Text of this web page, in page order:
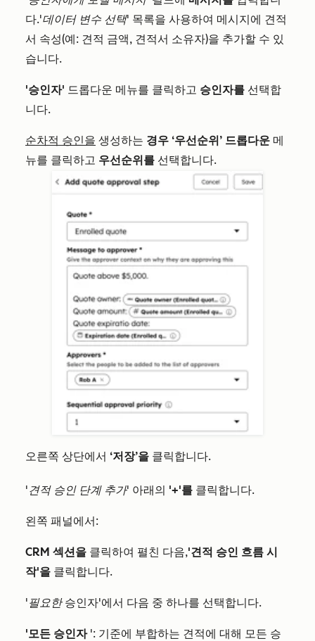
다.'데이터 변수 선택' 목록을 사용하여 메시지에 견적
서 속성(예: 견적 금액, 견적서 소유자)을 추가할 수 있
습니다.
'승인자' 드롭다운 메뉴를 클릭하고 승인자를 선택합
니다.
순차적 승인을 생성하는 경우 ‘우선순위’ 드롭다운 메
뉴를 클릭하고 우선순위를 선택합니다.
오른쪽 상단에서 ‘저장’을 클릭합니다.
'견적 승인 단계 추가' 아래의 '+'를 클릭합니다.
왼쪽 패널에서:
CRM 섹션을 클릭하여 펼친 다음,'견적 승인 흐름 시
작'을 클릭합니다.
'필요한승인자'에서 다음 중 하나를 선택합니다.
'모든 승인자 ': 기준에 부합하는 견적에 대해 모든 승